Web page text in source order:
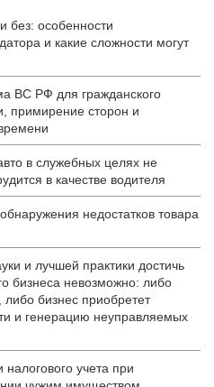
без: особенности
и какие сложности могут
ВС РФ для гражданского
примирение сторон и
в служебных целях не
в качестве водителя
недостатков товара
и лучшей практики достичь
бизнеса невозможно: либо
либо бизнес приобретет
и генерацию неуправляемых
учета при